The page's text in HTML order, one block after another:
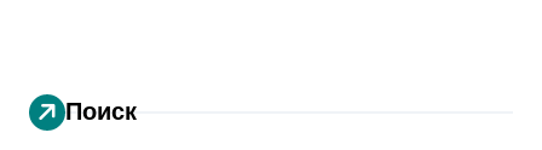
Поиск